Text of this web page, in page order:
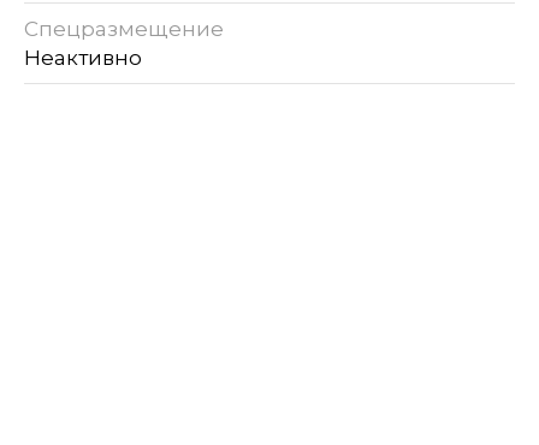
Спецразмещение
Неактивно